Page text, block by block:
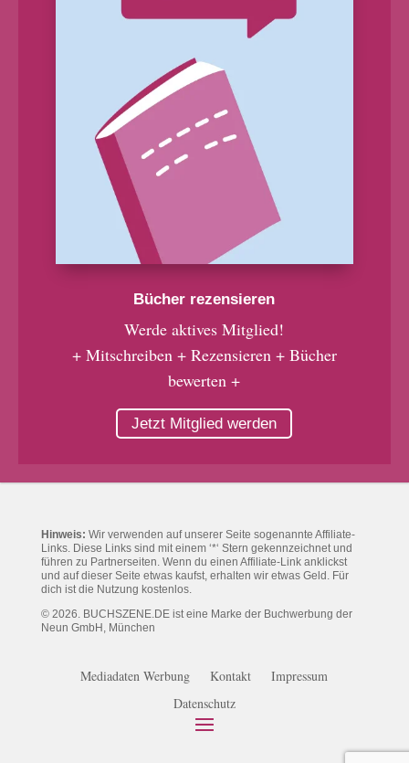
Bücher rezensieren
Werde aktives Mitglied!
+ Mitschreiben + Rezensieren + Bücher
bewerten +
Jetzt Mitglied werden
Hinweis: Wir verwenden auf unserer Seite sogenannte Affiliate-
Links. Diese Links sind mit einem ‘*‘ Stern gekennzeichnet und
führen zu Partnerseiten. Wenn du einen Affiliate-Link anklickst
und auf dieser Seite etwas kaufst, erhalten wir etwas Geld. Für
dich ist die Nutzung kostenlos.
© 2026. BUCHSZENE.DE ist eine Marke der Buchwerbung der
Neun GmbH, München
Mediadaten Werbung Kontakt
Impressum
Datenschutz